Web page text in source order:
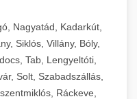
Nagyatád, Kadarkút,
Siklós, Villány, Bóly,
Tab, Lengyeltóti,
Solt, Szabadszállás,
Ráckeve,